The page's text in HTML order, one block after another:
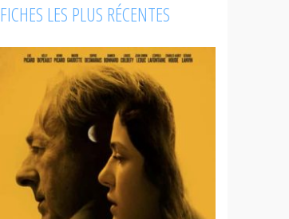
FICHES LES PLUS RÉCENTES